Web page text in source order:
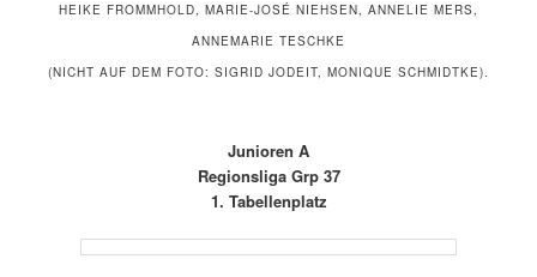
HEIKE FROMMHOLD, MARIE-JOSÉ NIEHSEN, ANNELIE MERS,
ANNEMARIE TESCHKE
(NICHT AUF DEM FOTO: SIGRID JODEIT, MONIQUE SCHMIDTKE).
Junioren A
Regionsliga Grp 37
1. Tabellenplatz